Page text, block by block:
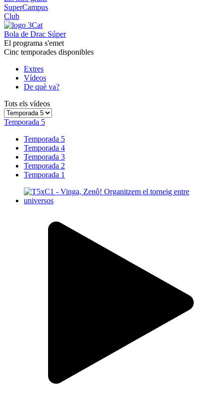
SuperCampus
Club
Bola de Drac Súper
El programa s'emet
Cinc temporades disponibles
Extres
Vídeos
De què va?
Tots els vídeos
Temporada 5
Temporada 5
Temporada 4
Temporada 3
Temporada 2
Temporada 1